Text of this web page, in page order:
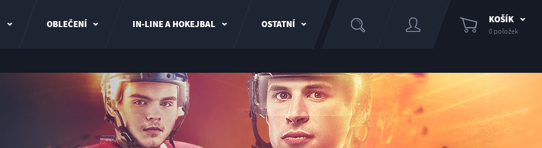
OBLEČENÍ IN-LINE A HOKEJBAL OSTATNÍ KOŠÍK
0 položek